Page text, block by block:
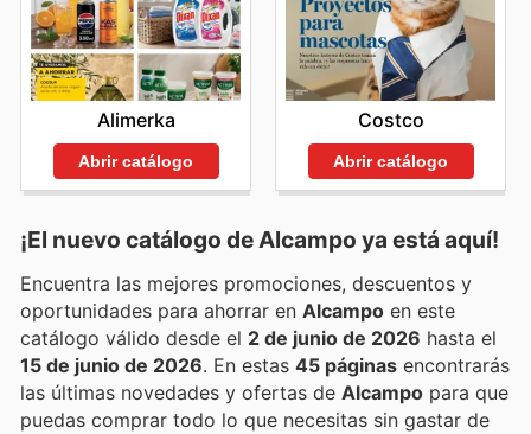
Alimerka
Abrir catálogo
Costco
Abrir catálogo
¡El nuevo catálogo deAlcampo ya está aquí!
Encuentra las mejores promociones, descuentos y
oportunidades para ahorrar en Alcampo en este
catálogo válido desde el 2 de junio de 2026 hasta el
15 de junio de 2026 . En estas 45 páginas encontrarás
las últimas novedades y ofertas de Alcampo para que
puedas comprar todo lo que necesitas sin gastar de